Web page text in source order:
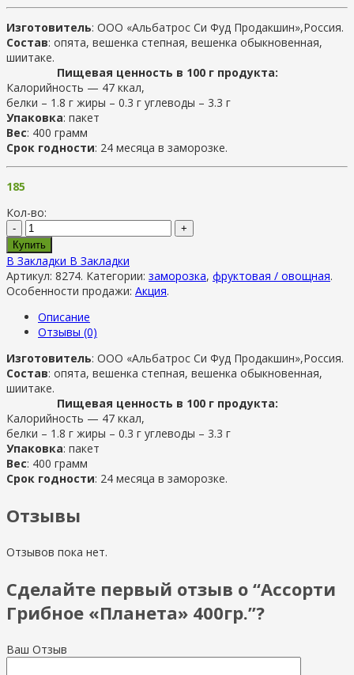
Изготовитель: ООО «Альбатрос Си Фуд Продакшин»,Россия.
Состав: опята, вешенка степная, вешенка обыкновенная,
шиитаке.
Пищевая ценность в 100 г продукта:
Калорийность — 47 ккал,
белки – 1.8 г жиры – 0.3 г углеводы – 3.3 г
Упаковка: пакет
Вес: 400 грамм
Срок годности: 24 месяца в заморозке.
185
Кол-во:
-
+
Купить
В Закладки В Закладки
Артикул: 8274. Категории: заморозка, фруктовая / овощная.
Особенности продажи: Акция.
Описание
Отзывы (0)
Изготовитель: ООО «Альбатрос Си Фуд Продакшин»,Россия.
Состав: опята, вешенка степная, вешенка обыкновенная,
шиитаке.
Пищевая ценность в 100 г продукта:
Калорийность — 47 ккал,
белки – 1.8 г жиры – 0.3 г углеводы – 3.3 г
Упаковка: пакет
Вес: 400 грамм
Срок годности: 24 месяца в заморозке.
Отзывы
Отзывов пока нет.
Сделайте первый отзыв о “Ассорти
Грибное «Планета» 400гр.”?
Ваш Отзыв